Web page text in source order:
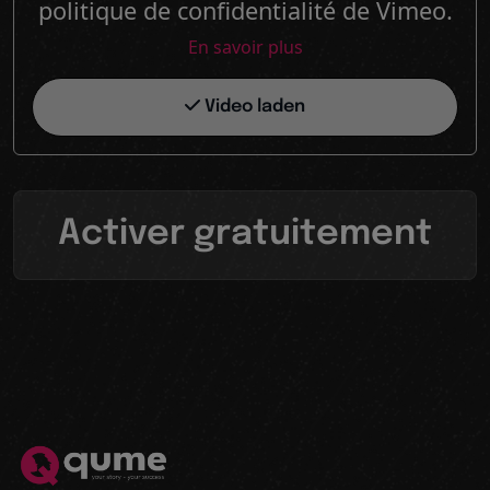
politique de confidentialité de Vimeo.
En savoir plus
Video laden
Activer gratuitement